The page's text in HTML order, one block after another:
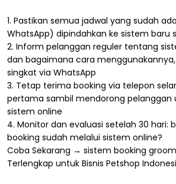
1. Pastikan semua jadwal yang sudah
WhatsApp) dipindahkan ke sistem baru
2. Inform pelanggan reguler tentang
dan bagaimana cara
singkat via WhatsApp
3. Tetap terima booking via telepon
pertama sambil mendorong pelanggan
sistem online
4. Monitor dan evaluasi setelah 30 hari:
booking sudah melalui sistem online?
Coba Sekarang → sistem booking
Terlengkap untuk Bisnis Petshop